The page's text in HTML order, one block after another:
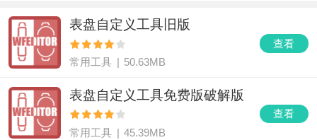
查看
表盘自定义工具旧版
常用工具 | 50.63MB
查看
表盘自定义工具免费版破解版
常用工具 | 45.39MB